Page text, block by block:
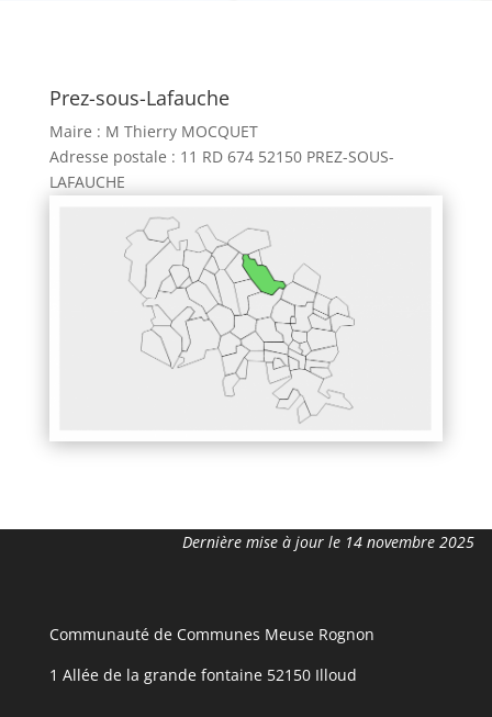
Prez-sous-Lafauche
Maire : M Thierry MOCQUET
Adresse postale : 11 RD 674 52150 PREZ-SOUS-
LAFAUCHE
de 10h30 à 12h30
éléphone : 03 25 31 55 03
mairie.prezsouslafauche@wanadoo.fr
Dernière mise à jour le 14 novembre 2025
Communauté de Communes Meuse Rognon
1 Allée de la grande fontaine 52150 Illoud